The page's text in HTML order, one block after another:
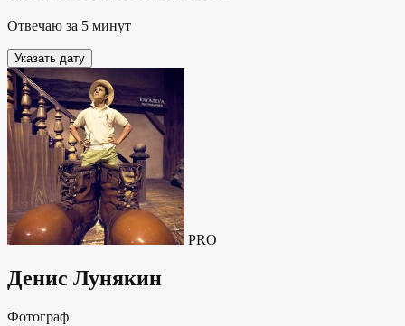
Отвечаю за 5 минут
Указать дату
PRO
Денис Лунякин
Фотограф